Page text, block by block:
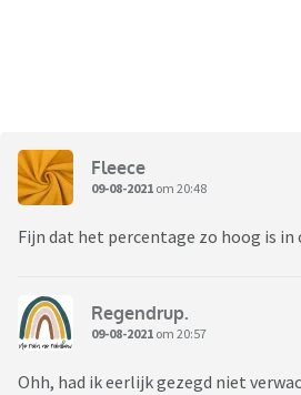
Fleece
09-08-2021 om 20:48
Fijn dat het percentage zo hoog is in
Regendrup.
09-08-2021 om 20:57
Ohh, had ik eerlijk gezegd niet